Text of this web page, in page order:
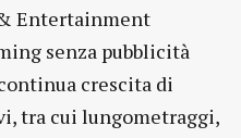
Entertainment
senza pubblicità
crescita di
tra cui lungometraggi,